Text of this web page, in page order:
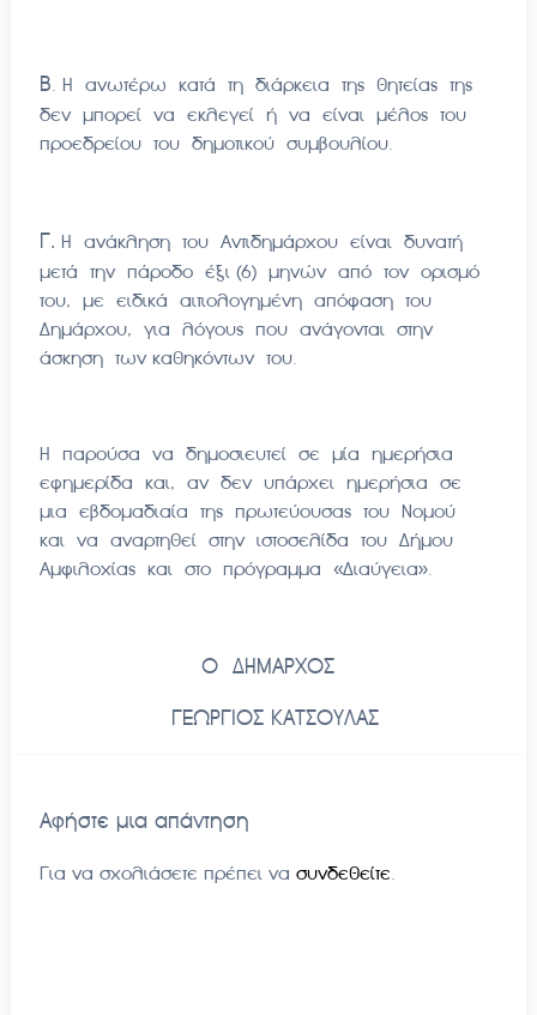
Β. Η ανωτέρω κατά τη διάρκεια της θητείας της
δεν μπορεί να εκλεγεί ή να είναι μέλος του
προεδρείου του δημοτικού συμβουλίου.
Γ. Η ανάκληση του Αντιδημάρχου είναι δυνατή
μετά την πάροδο έξι (6) μηνών από τον ορισμό
του, με ειδικά αιτιολογημένη απόφαση του
Δημάρχου, για λόγους που ανάγονται στην
άσκηση των καθηκόντων του.
Η παρούσα να δημοσιευτεί σε μία ημερήσια
εφημερίδα και, αν δεν υπάρχει ημερήσια σε
μια εβδομαδιαία της πρωτεύουσας του Νομού
και να αναρτηθεί στην ιστοσελίδα του Δήμου
Αμφιλοχίας και στο πρόγραμμα «Διαύγεια».
Ο ΔΗΜΑΡΧΟΣ
ΓΕΩΡΓΙΟΣ ΚΑΤΣΟΥΛΑΣ
Αφήστε μια απάντηση
Για να σχολιάσετε πρέπει να συνδεθείτε.